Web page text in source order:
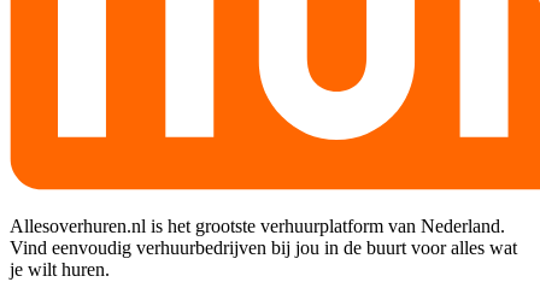
Allesoverhuren.nl is het grootste verhuurplatform van Nederland.
Vind eenvoudig verhuurbedrijven bij jou in de buurt voor alles wat
je wilt huren.